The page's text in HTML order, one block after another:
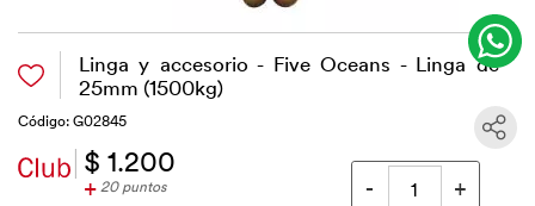
Linga y accesorio - Five Oceans - Linga de
25mm (1500kg)
Código: G02845
$ 1.200
+20 puntos